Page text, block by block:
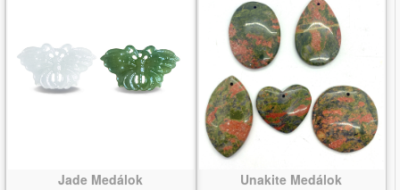
Jade Medálok Unakite Medálok